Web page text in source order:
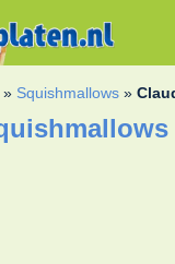
» Squishmallows »